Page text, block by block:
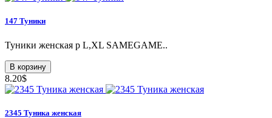
147 Туники
Туники женская p L,XL SAMEGAME..
В корзину
8.20$
2345 Туникa женская